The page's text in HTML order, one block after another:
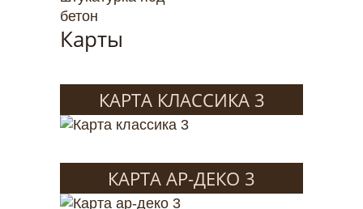
Карты
КАРТА КЛАССИКА 3
КАРТА АР-ДЕКО 3